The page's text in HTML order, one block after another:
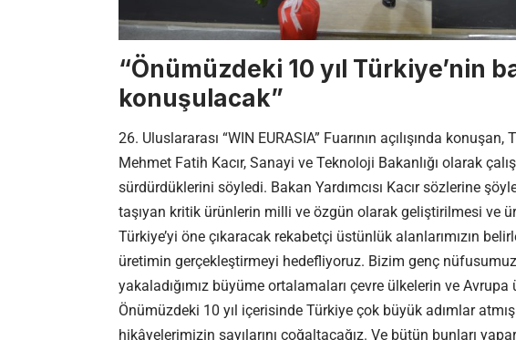
“Önümüzdeki 10 yıl Türkiye’nin
konuşulacak”
26. Uluslararası “WIN EURASIA” Fuarının açılışında
Mehmet Fatih Kacır, Sanayi ve Teknoloji Bakanlığı olarak
sürdürdüklerini söyledi. Bakan Yardımcısı Kacır sözlerine
taşıyan kritik ürünlerin milli ve özgün olarak geliştirilmesi ve
Türkiye’yi öne çıkaracak rekabetçi üstünlük alanlarımızın
üretimin gerçekleştirmeyi hedefliyoruz. Bizim genç
yakaladığımız büyüme ortalamaları çevre ülkelerin ve
Önümüzdeki 10 yıl içerisinde Türkiye çok büyük adımlar
hikâyelerimizin sayılarını çoğaltacağız. Ve bütün bunları